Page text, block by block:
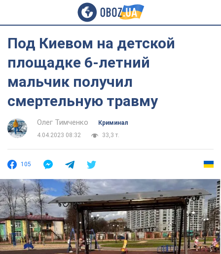
Под Киевом на детской
площадке 6-летний
мальчик получил
смертельную травму
Олег Тимченко
Криминал
4.04.2023 08:32
33,3 т.
105